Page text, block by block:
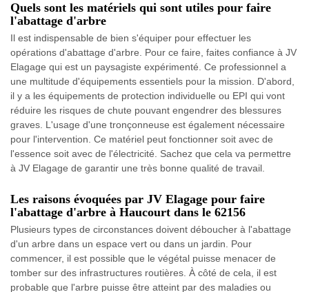
Quels sont les matériels qui sont utiles pour faire
l'abattage d'arbre
Il est indispensable de bien s'équiper pour effectuer les
opérations d'abattage d'arbre. Pour ce faire, faites confiance à JV
Elagage qui est un paysagiste expérimenté. Ce professionnel a
une multitude d'équipements essentiels pour la mission. D'abord,
il y a les équipements de protection individuelle ou EPI qui vont
réduire les risques de chute pouvant engendrer des blessures
graves. L'usage d'une tronçonneuse est également nécessaire
pour l'intervention. Ce matériel peut fonctionner soit avec de
l'essence soit avec de l'électricité. Sachez que cela va permettre
à JV Elagage de garantir une très bonne qualité de travail.
Les raisons évoquées par JV Elagage pour faire
l'abattage d'arbre à Haucourt dans le 62156
Plusieurs types de circonstances doivent déboucher à l'abattage
d'un arbre dans un espace vert ou dans un jardin. Pour
commencer, il est possible que le végétal puisse menacer de
tomber sur des infrastructures routières. À côté de cela, il est
probable que l'arbre puisse être atteint par des maladies ou